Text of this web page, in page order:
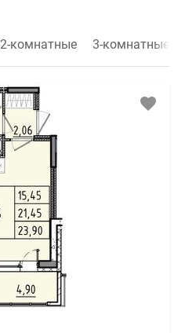
2-комнатные 3-комнатные